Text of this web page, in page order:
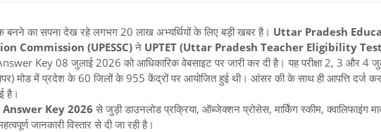
बनने का सपना देख रहे लगभग 20 लाख अभ्यर्थियों के लिए बड़ी खबर है। Uttar Pradesh
Commission (UPESSC) ने UPTET (Uttar Pradesh Teacher Eligibility
Key 08 जुलाई 2026 को आधिकारिक वेबसाइट पर जारी कर दी है। यह परीक्षा 2, 3 और 4
मोड में प्रदेश के 60 जिलों के 955 केंद्रों पर आयोजित हुई थी। आंसर की के साथ ही आपत्ति दर्ज
है।
Answer Key 2026 से जुड़ी डाउनलोड प्रक्रिया, ऑब्जेक्शन प्रोसेस, मार्किंग स्कीम, क्वालिफाइंग
जानकारी विस्तार से दी जा रही है।